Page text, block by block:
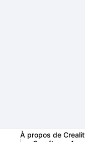
À propos de